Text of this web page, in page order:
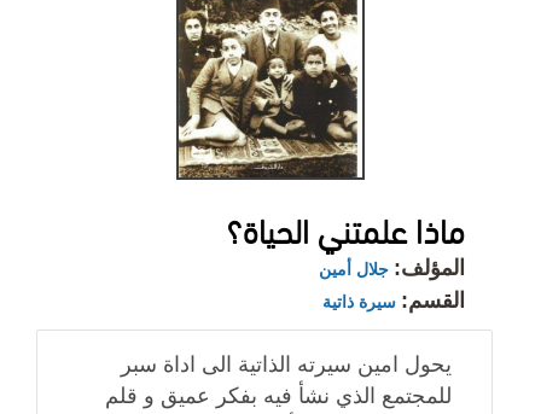
ماذا علمتني الحياة؟
المؤلف: جلال أمين
القسم: سيرة ذاتية
يحول امين سيرته الذاتية الى اداة سبر
للمجتمع الذي نشأ فيه بفكر عميق و قلم